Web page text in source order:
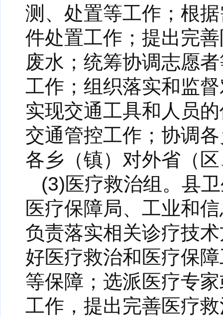
测、处置等工作；根
件处置工作；提出完
废水；统筹协调志愿
工作；组织落实和监
实现交通工具和人员
交通管控工作；协调
各乡（镇）对外省（
(3)医疗救治组。县
医疗保障局、工业和
负责落实相关诊疗技
好医疗救治和医疗保
等保障；选派医疗专
工作，提出完善医疗